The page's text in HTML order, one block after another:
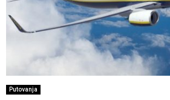
Putovanja